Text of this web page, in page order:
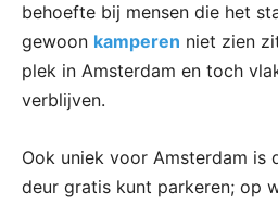
behoefte bij mensen die het
gewoon kamperen niet zien
plek in Amsterdam en toch
verblijven.
Ook uniek voor Amsterdam is
deur gratis kunt parkeren; op